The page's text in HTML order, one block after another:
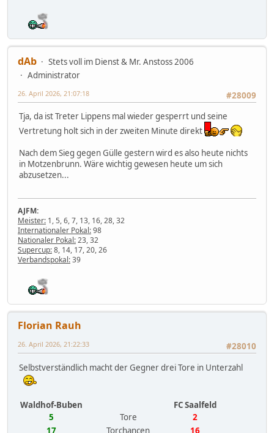
dAb
Stets voll im Dienst & Mr. Anstoss 2006
Administrator
#28009
26. April 2026, 21:07:18
Tja, da ist Treter Lippens mal wieder gesperrt und seine
Vertretung holt sich in der zweiten Minute direkt
Nach dem Sieg gegen Gülle gestern wird es also heute nichts
in Motzenbrunn. Wäre wichtig gewesen heute um sich
abzusetzen...
AJFM:
Meister: 1, 5, 6, 7, 13, 16, 28, 32
Internationaler Pokal:98
Nationaler Pokal:23, 32
Supercup:8, 14, 17, 20, 26
Verbandspokal:39
Florian Rauh
#28010
26. April 2026, 21:22:33
Selbstverständlich macht der Gegner drei Tore in Unterzahl
Waldhof-Buben
FC Saalfeld
5
Tore
2
17
Torchancen 16